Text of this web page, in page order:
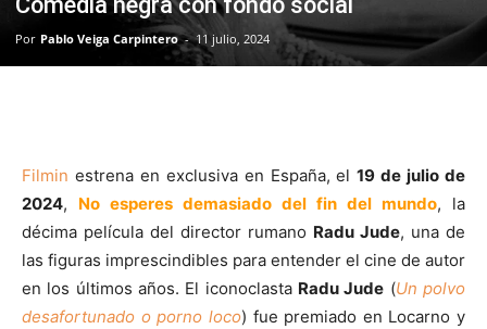
Por Pablo Veiga Carpintero - 11 julio, 2024
Filmin estrena en exclusiva en España, el19 de julio de
2024, No esperes demasiado del fin del mundo, la
décima película del director rumano Radu Jude, una de
las figuras imprescindibles para entender el cine de autor
en los últimos años. El iconoclasta Radu Jude (Un polvo
desafortunado o porno loco) fue premiado en Locarno y